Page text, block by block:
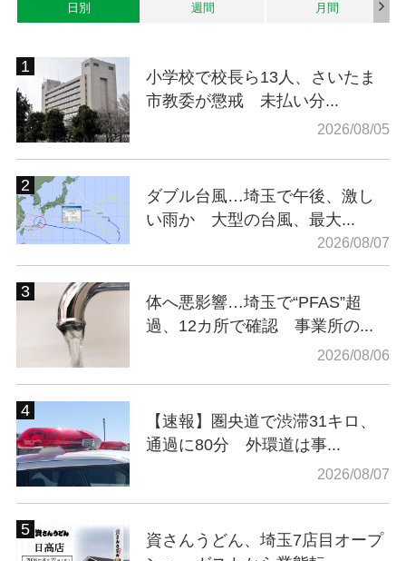
日別 週間 月間
小学校で校長ら13人、さいたま
市教委が懲戒 未払い分...
2026/08/05
ダブル台風…埼玉で午後、激し
い雨か 大型の台風、最大...
2026/08/07
体へ悪影響…埼玉で“PFAS”超
過、12カ所で確認 事業所の...
2026/08/06
【速報】圏央道で渋滞31キロ、
通過に80分 外環道は事...
2026/08/07
資さんうどん、埼玉7店目オープ